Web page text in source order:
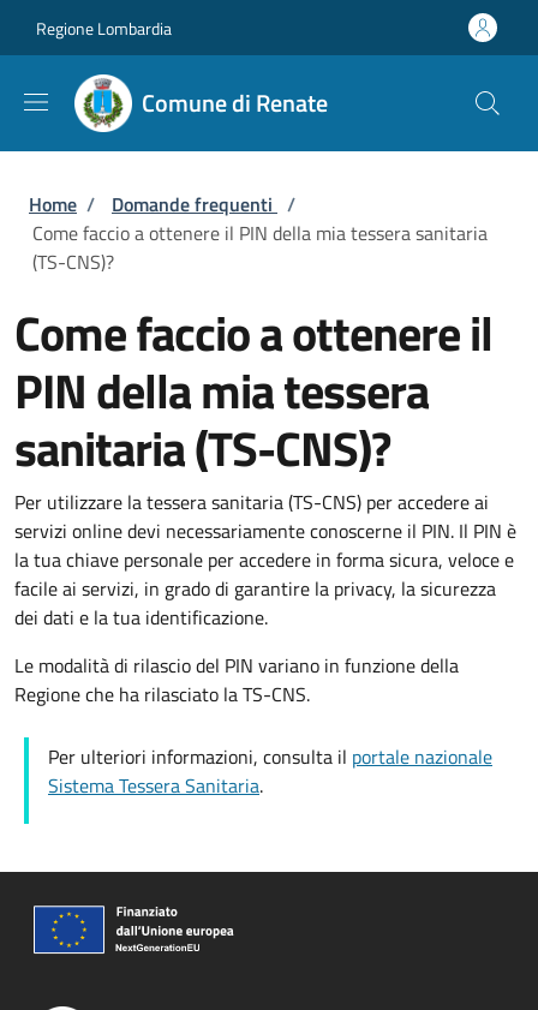
Regione Lombardia
Comune di Renate
Briciole di pane
Home / Domande frequenti /
Come faccio a ottenere il PIN della mia tessera sanitaria
(TS-CNS)?
Come faccio a ottenere il
PIN della mia tessera
sanitaria (TS-CNS)?
Per utilizzare la tessera sanitaria (TS-CNS) per accedere ai
servizi online devi necessariamente conoscerne il PIN. Il PIN è
la tua chiave personale per accedere in forma sicura, veloce e
facile ai servizi, in grado di garantire la privacy, la sicurezza
dei dati e la tua identificazione.
Le modalità di rilascio del PIN variano in funzione della
Regione che ha rilasciato la TS-CNS.
Per ulteriori informazioni, consulta il portale nazionale
Sistema Tessera Sanitaria.